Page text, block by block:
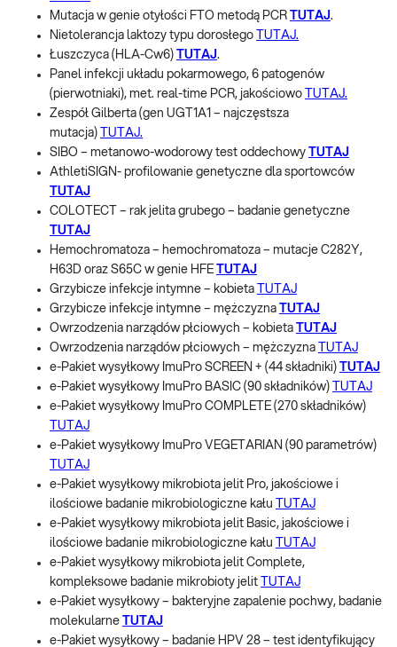
Mutacja w genie otyłości FTO metodą PCR
TUTAJ.
Nietolerancja laktozy typu dorosłego
TUTAJ.
Łuszczyca (HLA-Cw6)
TUTAJ.
Panel infekcji układu pokarmowego, 6 patogenów
(pierwotniaki), met. real-time PCR, jakościowo
TUTAJ.
Zespół Gilberta (gen UGT1A1 – najczęstsza
mutacja)
TUTAJ.
SIBO – metanowo-wodorowy test oddechowy
TUTAJ
AthletiSIGN- profilowanie genetyczne dla sportowców
TUTAJ
COLOTECT – rak jelita grubego – badanie genetyczne
TUTAJ
Hemochromatoza – hemochromatoza – mutacje C282Y,
H63D oraz S65C w genie HFE
TUTAJ
Grzybicze infekcje intymne – kobieta
TUTAJ
Grzybicze infekcje intymne – mężczyzna
TUTAJ
Owrzodzenia narządów płciowych – kobieta
TUTAJ
Owrzodzenia narządów płciowych – mężczyzna
TUTAJ
e-Pakiet wysyłkowy ImuPro SCREEN + (44 składniki)
TUTAJ
e-Pakiet wysyłkowy ImuPro BASIC (90 składników)
TUTAJ
e-Pakiet wysyłkowy ImuPro COMPLETE (270 składników)
TUTAJ
e-Pakiet wysyłkowy ImuPro VEGETARIAN (90 parametrów)
TUTAJ
e-Pakiet wysyłkowy mikrobiota jelit Pro, jakościowe i
ilościowe badanie mikrobiologiczne kału
TUTAJ
e-Pakiet wysyłkowy mikrobiota jelit Basic, jakościowe i
ilościowe badanie mikrobiologiczne kału
TUTAJ
e-Pakiet wysyłkowy mikrobiota jelit Complete,
kompleksowe badanie mikrobioty jelit
TUTAJ
e-Pakiet wysyłkowy – bakteryjne zapalenie pochwy, badanie
molekularne
TUTAJ
e-Pakiet wysyłkowy – badanie HPV 28 – test identyfikujący